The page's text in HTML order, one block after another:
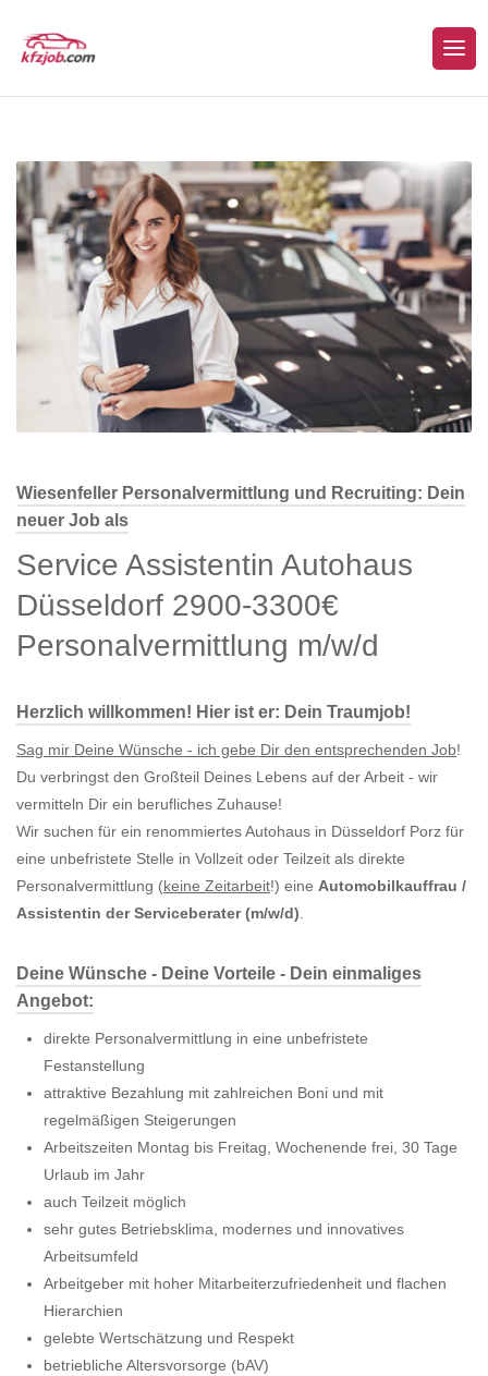
Wiesenfeller Personalvermittlung und Recruiting: Dein
neuer Job als
Service Assistentin Autohaus
Düsseldorf 2900-3300€
Personalvermittlung m/w/d
Herzlich willkommen! Hier ist er: Dein Traumjob!
Sag mir Deine Wünsche - ich gebe Dir den entsprechenden Job!
Du verbringst den Großteil Deines Lebens auf der Arbeit - wir
vermitteln Dir ein berufliches Zuhause!
Wir suchen für ein renommiertes Autohaus in Düsseldorf Porz für
eine unbefristete Stelle in Vollzeit oder Teilzeit als direkte
Personalvermittlung (keine Zeitarbeit!) eine Automobilkauffrau /
Assistentin der Serviceberater (m/w/d)
Deine Wünsche - Deine Vorteile - Dein einmaliges
Angebot:
direkte Personalvermittlung in eine unbefristete
Festanstellung
attraktive Bezahlung mit zahlreichen Boni und mit
regelmäßigen Steigerungen
Arbeitszeiten Montag bis Freitag, Wochenende frei, 30 Tage
Urlaub im Jahr
auch Teilzeit möglich
sehr gutes Betriebsklima, modernes und innovatives
Arbeitsumfeld
Arbeitgeber mit hoher Mitarbeiterzufriedenheit und flachen
Hierarchien
gelebte Wertschätzung und Respekt
betriebliche Altersvorsorge (bAV)